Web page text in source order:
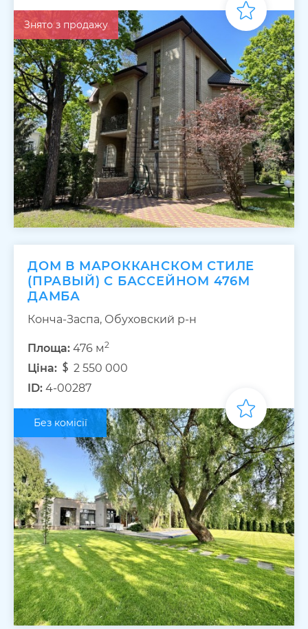
Знято з продажу
ДОМ В МАРОККАНСКОМ СТИЛЕ
(ПРАВЫЙ) С БАССЕЙНОМ 476М
ДАМБА
Конча-Заспа, Обуховский р-н
Площа: 476 м2
Ціна:
2 550 000
ID: 4-00287
Без комісії